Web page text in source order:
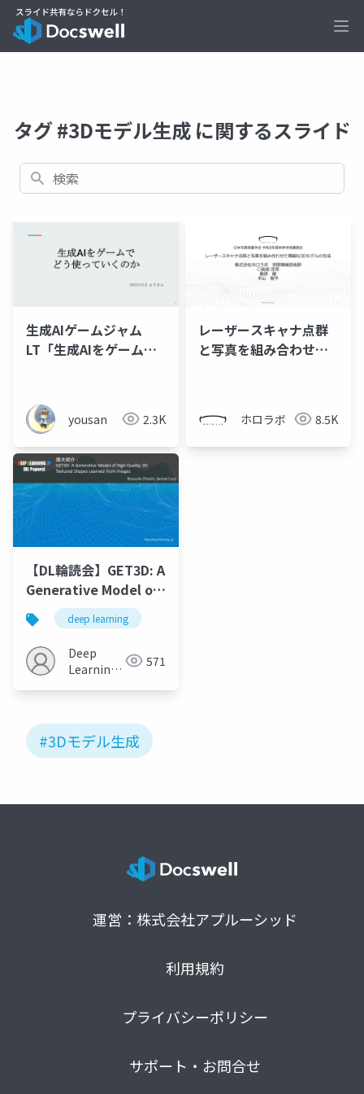
タグ #3Dモデル生成 に関するスライド
検索
生成AIゲームジャム
LT「生成AIをゲームで
yousan 2.3K
レーザースキャナ点群
と写真を組み合わせた
ホロラボ 8.5K
【DL輪読会】GET3D: A
Generative Model of
High Quality 3D
Textured Shapes
Learned from Images
deep learning
Deep
Learning
571
#3Dモデル生成
運営：株式会社アプルーシッド
利用規約
プライバシーポリシー
サポート・お問合せ